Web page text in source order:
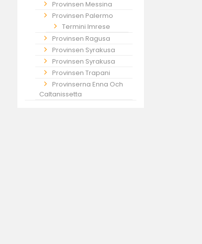
Provinsen Messina
Provinsen Palermo
Termini Imrese
Provinsen Ragusa
Provinsen Syrakusa
Provinsen Syrakusa
Provinsen Trapani
Provinserna Enna Och
Caltanissetta